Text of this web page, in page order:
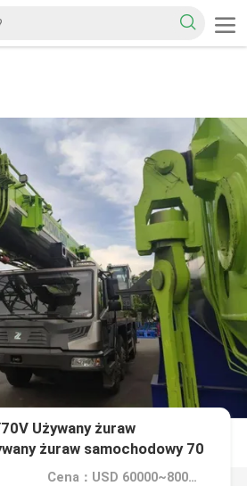
Używany żuraw
żuraw samochodowy 70
Cena：USD 60000~80000 per unit (FOB price)